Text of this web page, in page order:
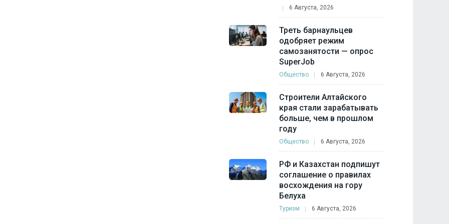
6 Августа, 2026
Треть барнаульцев
одобряет режим
самозанятости — опрос
SuperJob
Общество 6 Августа, 2026
Строители Алтайского
края стали зарабатывать
больше, чем в прошлом
году
Общество 6 Августа, 2026
РФ и Казахстан подпишут
соглашение о правилах
восхождения на гору
Белуха
Туризм 6 Августа, 2026